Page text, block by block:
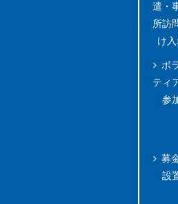
遣・
所訪
け
ボ
ティ
参
募
設